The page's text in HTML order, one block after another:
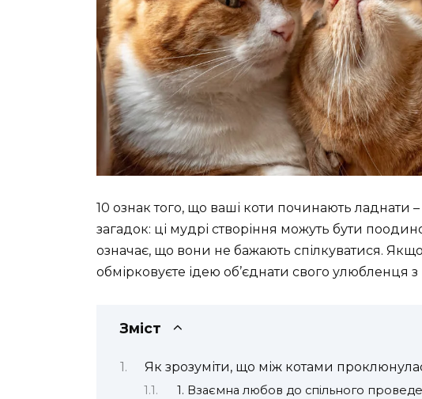
10 ознак того, що ваші коти починають ладнати
загадок: ці мудрі створіння можуть бути
означає, що вони не бажають спілкуватися.
обмірковуєте ідею об’єднати свого улюбленця
Зміст
Як зрозуміти, що між котами
1. Взаємна любов до спільного